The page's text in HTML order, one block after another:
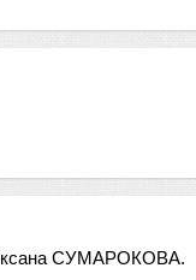
СУМАРОКОВА.